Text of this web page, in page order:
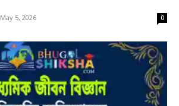
May 5, 2026 0